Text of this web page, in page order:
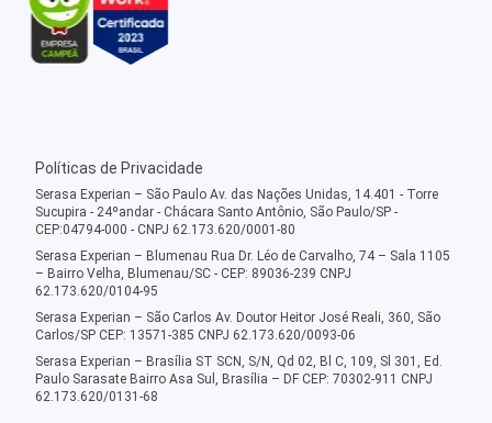
Políticas de Privacidade
Serasa Experian – São Paulo Av. das Nações Unidas, 14.401 - Torre
Sucupira - 24ºandar - Chácara Santo Antônio, São Paulo/SP -
CEP:04794-000 - CNPJ 62.173.620/0001-80
Serasa Experian – Blumenau Rua Dr. Léo de Carvalho, 74 – Sala 1105
– Bairro Velha, Blumenau/SC - CEP: 89036-239 CNPJ
62.173.620/0104-95
Serasa Experian – São Carlos Av. Doutor Heitor José Reali, 360, São
Carlos/SP CEP: 13571-385 CNPJ 62.173.620/0093-06
Serasa Experian – Brasília ST SCN, S/N, Qd 02, Bl C, 109, Sl 301, Ed.
Paulo Sarasate Bairro Asa Sul, Brasília – DF CEP: 70302-911 CNPJ
62.173.620/0131-68